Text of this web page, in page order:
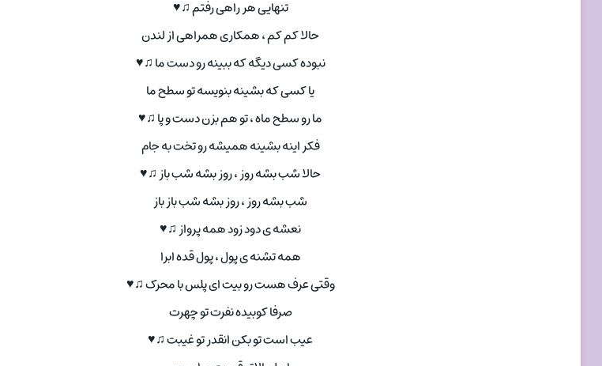
تنهایی هر راهی رفتم ♫♥
حالا کم کم ، همکاری همراهی از لندن
نبوده کسی دیگه که ببینه رو دست ما ♫♥
یا کسی که بشینه بنویسه تو سطح ما
ما رو سطح ماه ، تو هم بزن دست و پا ♫♥
فکر اینه بشینه همیشه رو تخت به جام
حالا شب بشه روز ، روز بشه شب باز ♫♥
شب بشه روز ، روز بشه شب باز باز
نعشه ی دود زود همه پرواز ♫♥
همه تشنه ی پول ، پول قده ابرا
وقتی عرف هست رو بیت ای پلس با محرک ♫♥
صرفا کوبیده نفرت تو چهرت
عیب است تو بکن انقدر تو غیبت ♫♥